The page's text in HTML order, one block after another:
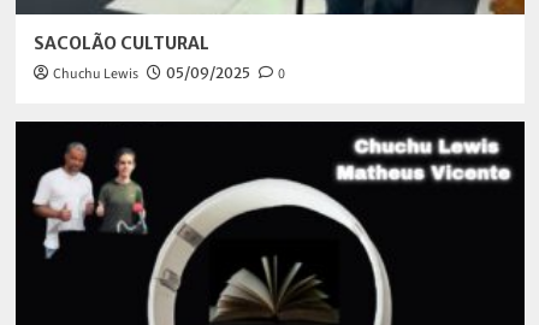
SACOLÃO CULTURAL
Chuchu Lewis 05/09/2025 0